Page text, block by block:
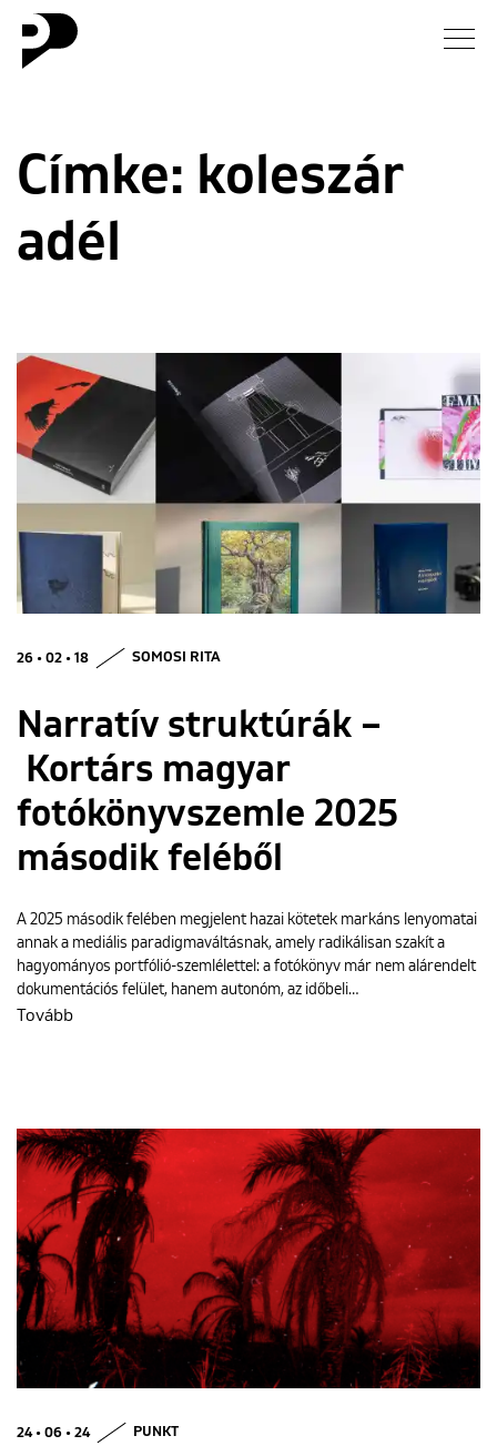
Galéria
Rólunk
ENGLISH
Címke: koleszár
adél
26 • 02 • 18 SOMOSI RITA
Narratív struktúrák –
Kortárs magyar
fotókönyvszemle 2025
második feléből
A 2025 második felében megjelent hazai kötetek markáns lenyomatai
annak a mediális paradigmaváltásnak, amely radikálisan szakít a
hagyományos portfólió-szemlélettel: a fotókönyv már nem alárendelt
dokumentációs felület, hanem autonóm, az időbeli…
Tovább
24 • 06 • 24 PUNKT